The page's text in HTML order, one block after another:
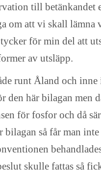
till
om att vi skall
för min del att
av utsläpp.
runt Åland och
den här bilagan
för fosfor och då
bilagan så får man
skulle fattas så